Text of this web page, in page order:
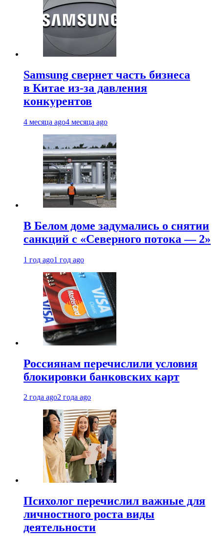
Samsung свернет часть бизнеса
в Китае из-за давления
конкурентов
4 месяца ago4 месяца ago
В Белом доме задумались о снятии
санкций с «Северного потока — 2»
1 год ago1 год ago
Россиянам перечислили условия
блокировки банковских карт
2 года ago2 года ago
Психолог перечислил важные для
личностного роста виды
деятельности